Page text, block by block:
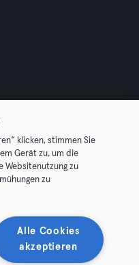
All rights reserved.
de confidentialité
klicken, stimmen Sie
Gerät zu, um die
Websitenutzung zu
zu
Alle Cookies
akzeptieren